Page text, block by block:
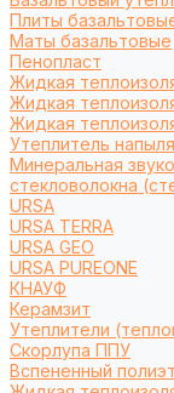
Плиты
Маты базальтовые
Пенопласт
Жидкая
Жидкая
Жидкая
Утеплитель
Минеральная
стекловолокна
URSA
URSA TERRA
URSA GEO
URSA PUREONE
КНАУФ
Керамзит
Утеплители
Cкорлупа ППУ
Вспененный